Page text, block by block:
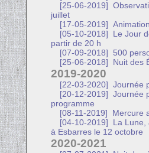
[25-06-2019]
juillet
[17-05-2019]
[05-10-2018]
Le Jour
partir de 20 h
[07-09-2018]
500
[25-06-2018]
Nuit des
2019-2020
[22-03-2020]
Journée
[20-12-2019]
Journée
programme
[08-11-2019]
Mercure
[04-10-2019]
La Lune,
à Esbarres le 12 octobre
2020-2021